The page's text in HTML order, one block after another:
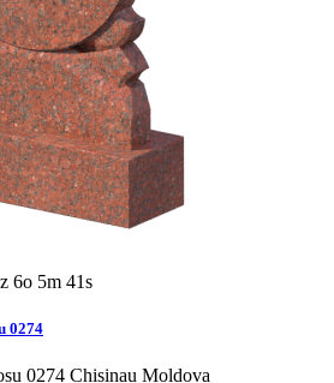
6o 5m 39s
0274
0274 Chisinau Moldova